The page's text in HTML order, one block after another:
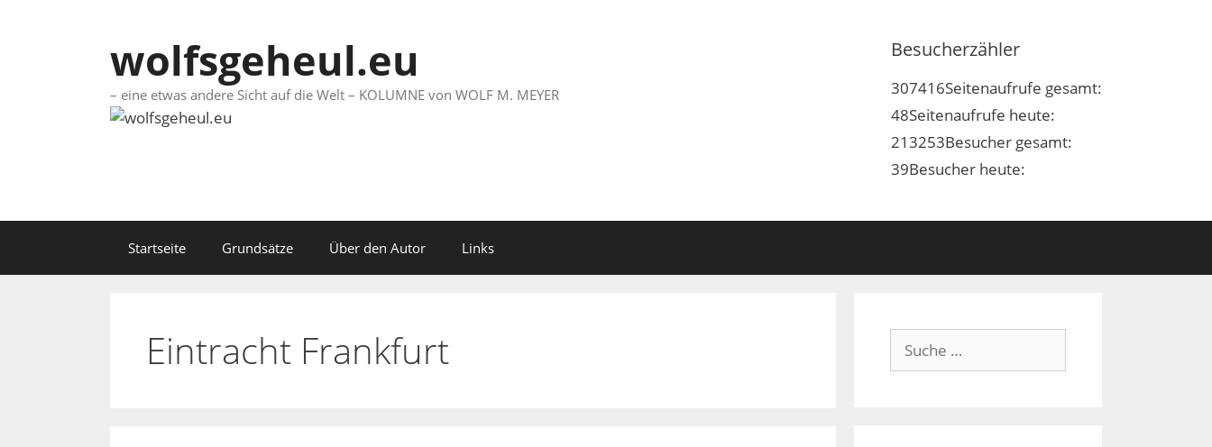
Besucherzähler
307416Seitenaufrufe gesamt:
48Seitenaufrufe heute:
213253Besucher gesamt:
39Besucher heute:
wolfsgeheul.eu
– eine etwas andere Sicht auf die Welt – KOLUMNE von WOLF M. MEYER
Startseite Grundsätze Über den Autor Links
Eintracht Frankfurt
Suche
nach: